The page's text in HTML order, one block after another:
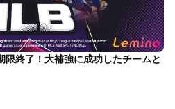
限終了！大補強に成功したチームと